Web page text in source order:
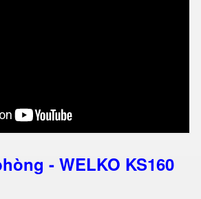
- WELKO KS160